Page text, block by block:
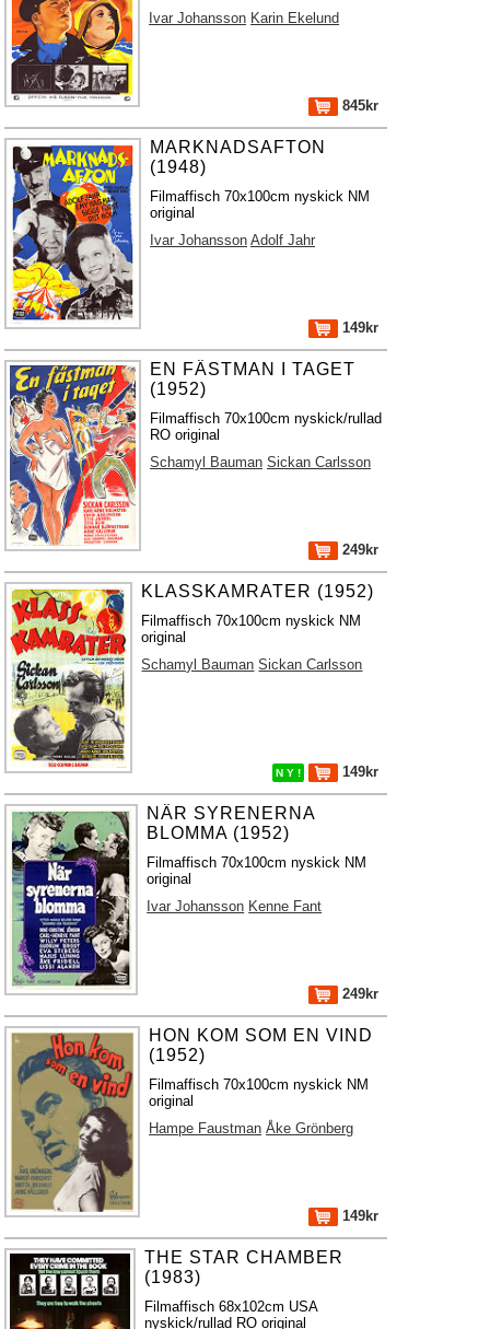
Ivar Johansson Karin Ekelund
845kr
MARKNADSAFTON
(1948)
Filmaffisch 70x100cm nyskick NM
original
Ivar Johansson Adolf Jahr
149kr
EN FÄSTMAN I TAGET
(1952)
Filmaffisch 70x100cm nyskick/rullad
RO original
Schamyl Bauman Sickan Carlsson
249kr
KLASSKAMRATER (1952)
Filmaffisch 70x100cm nyskick NM
original
Schamyl Bauman Sickan Carlsson
N Y ! 149kr
NÄR SYRENERNA
BLOMMA (1952)
Filmaffisch 70x100cm nyskick NM
original
Ivar Johansson Kenne Fant
249kr
HON KOM SOM EN VIND
(1952)
Filmaffisch 70x100cm nyskick NM
original
Hampe Faustman Åke Grönberg
149kr
THE STAR CHAMBER
(1983)
Filmaffisch 68x102cm USA
nyskick/rullad RO original